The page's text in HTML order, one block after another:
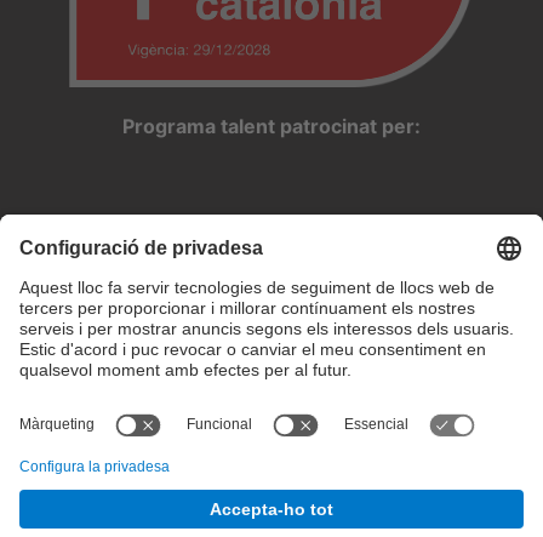
Programa talent patrocinat per:
Configuració de privadesa